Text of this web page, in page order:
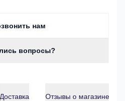
нам
вопросы?
Доставка Отзывы о магазине